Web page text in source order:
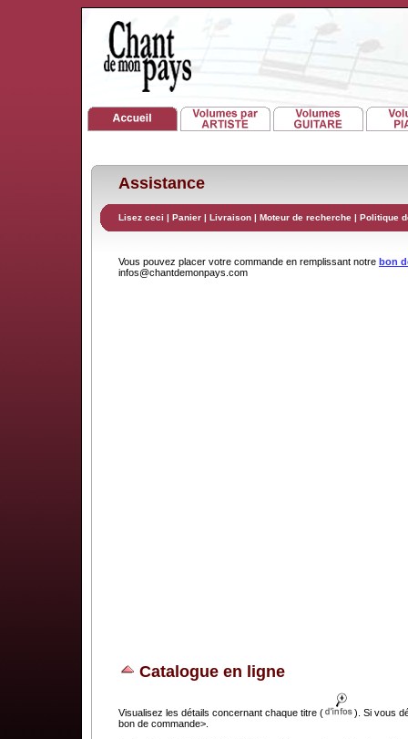
Assistance
Lisez ceci | Panier | Livraison | Moteur de recherche | Politique
Vous pouvez placer votre commande en remplissant notre bon
infos@chantdemonpays.com
Catalogue en ligne
Visualisez les détails concernant chaque titre (
). Si vous
bon de commande>.